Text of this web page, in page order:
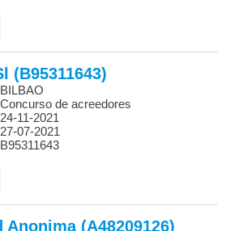
(B95311643)
BILBAO
Concurso de acreedores
24-11-2021
27-07-2021
B95311643
(A48209126)